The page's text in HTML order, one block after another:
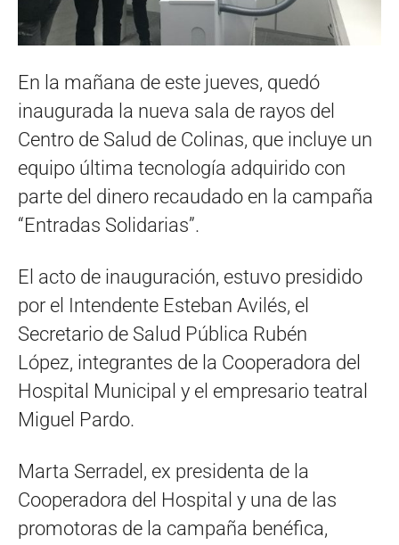
En la mañana de este jueves, quedó
inaugurada la nueva sala de rayos del
Centro de Salud de Colinas, que incluye un
equipo última tecnología adquirido con
parte del dinero recaudado en la campaña
“Entradas Solidarias”.
El acto de inauguración, estuvo presidido
por el Intendente Esteban Avilés, el
Secretario de Salud Pública Rubén
López, integrantes de la Cooperadora del
Hospital Municipal y el empresario teatral
Miguel Pardo.
Marta Serradel, ex presidenta de la
Cooperadora del Hospital y una de las
promotoras de la campaña benéfica,